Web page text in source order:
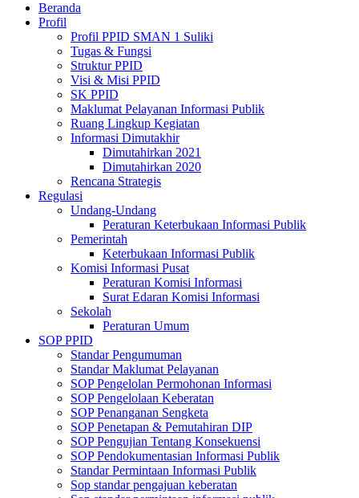
Beranda
Profil
Profil PPID SMAN 1 Suliki
Tugas & Fungsi
Struktur PPID
Visi & Misi PPID
SK PPID
Maklumat Pelayanan Informasi Publik
Ruang Lingkup Kegiatan
Informasi Dimutakhir
Dimutahirkan 2021
Dimutahirkan 2020
Rencana Strategis
Regulasi
Undang-Undang
Peraturan Keterbukaan Informasi Publik
Pemerintah
Keterbukaan Informasi Publik
Komisi Informasi Pusat
Peraturan Komisi Informasi
Surat Edaran Komisi Informasi
Sekolah
Peraturan Umum
SOP PPID
Standar Pengumuman
Standar Maklumat Pelayanan
SOP Pengelolan Permohonan Informasi
SOP Pengelolaan Keberatan
SOP Penanganan Sengketa
SOP Penetapan & Pemutahiran DIP
SOP Pengujian Tentang Konsekuensi
SOP Pendokumentasian Informasi Publik
Standar Permintaan Informasi Publik
Sop standar pengajuan keberatan